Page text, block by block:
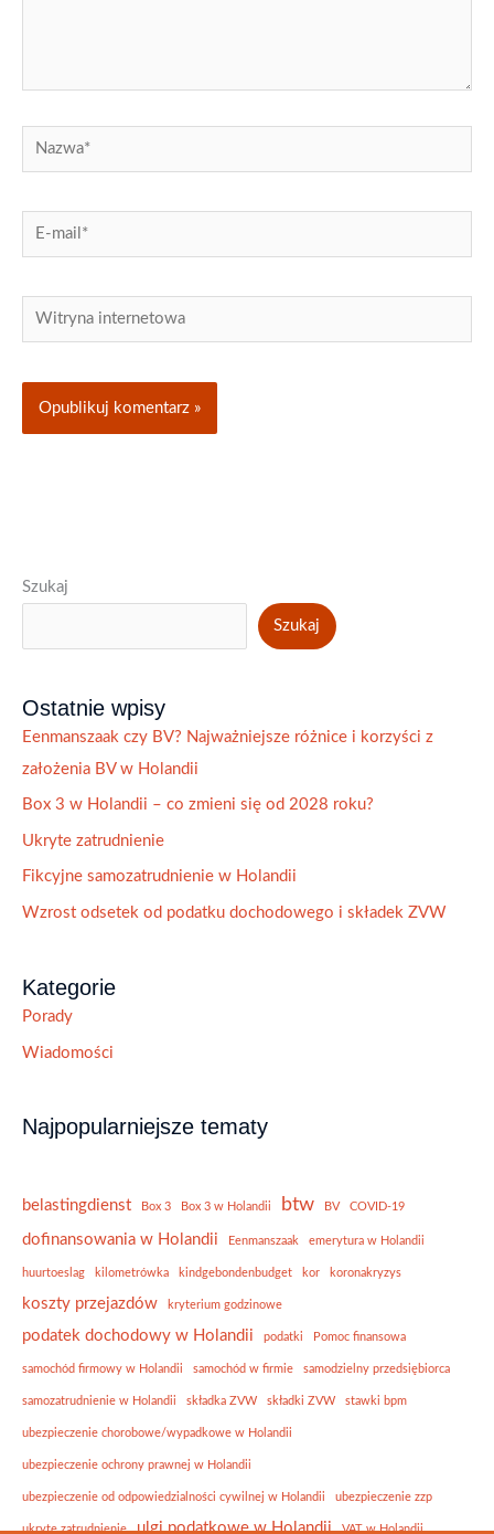
Nazwa*
E-
mail*
Witryna
internetowa
Szukaj
Szukaj
Ostatnie wpisy
Eenmanszaak czy BV? Najważniejsze różnice i korzyści z
założenia BV w Holandii
Box 3 w Holandii – co zmieni się od 2028 roku?
Ukryte zatrudnienie
Fikcyjne samozatrudnienie w Holandii
Wzrost odsetek od podatku dochodowego i składek ZVW
Kategorie
Porady
Wiadomości
Najpopularniejsze tematy
belastingdienst Box 3 Box 3 w Holandii btw BV COVID-19
dofinansowania w Holandii Eenmanszaak emerytura w Holandii
huurtoeslag kilometrówka kindgebondenbudget kor koronakryzys
koszty przejazdów kryterium godzinowe
podatek dochodowy w Holandii podatki Pomoc finansowa
samochód firmowy w Holandii samochód w firmie samodzielny przedsiębiorca
samozatrudnienie w Holandii składka ZVW składki ZVW stawki bpm
ubezpieczenie chorobowe/wypadkowe w Holandii
ubezpieczenie ochrony prawnej w Holandii
ubezpieczenie od odpowiedzialności cywilnej w Holandii ubezpieczenie zzp
ukryte zatrudnienie ulgi podatkowe w Holandii VAT w Holandii